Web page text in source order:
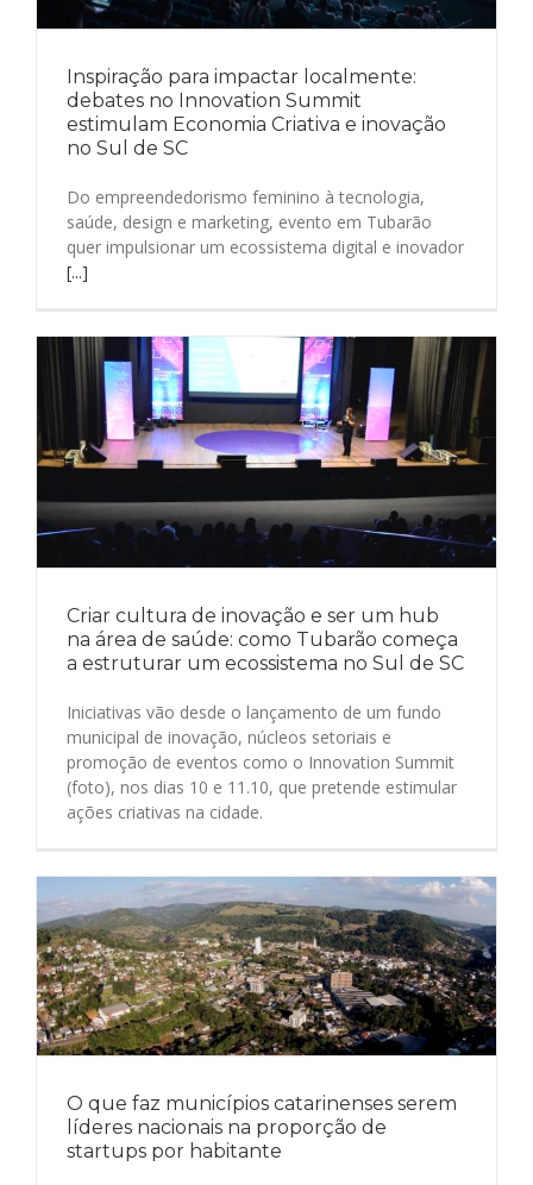
Inspiração para impactar localmente:
debates no Innovation Summit
estimulam Economia Criativa e inovação
no Sul de SC
Do empreendedorismo feminino à tecnologia,
saúde, design e marketing, evento em Tubarão
quer impulsionar um ecossistema digital e inovador
[...]
Criar cultura de inovação e ser um hub
na área de saúde: como Tubarão começa
a estruturar um ecossistema no Sul de SC
Iniciativas vão desde o lançamento de um fundo
municipal de inovação, núcleos setoriais e
promoção de eventos como o Innovation Summit
(foto), nos dias 10 e 11.10, que pretende estimular
ações criativas na cidade.
O que faz municípios catarinenses serem
líderes nacionais na proporção de
startups por habitante